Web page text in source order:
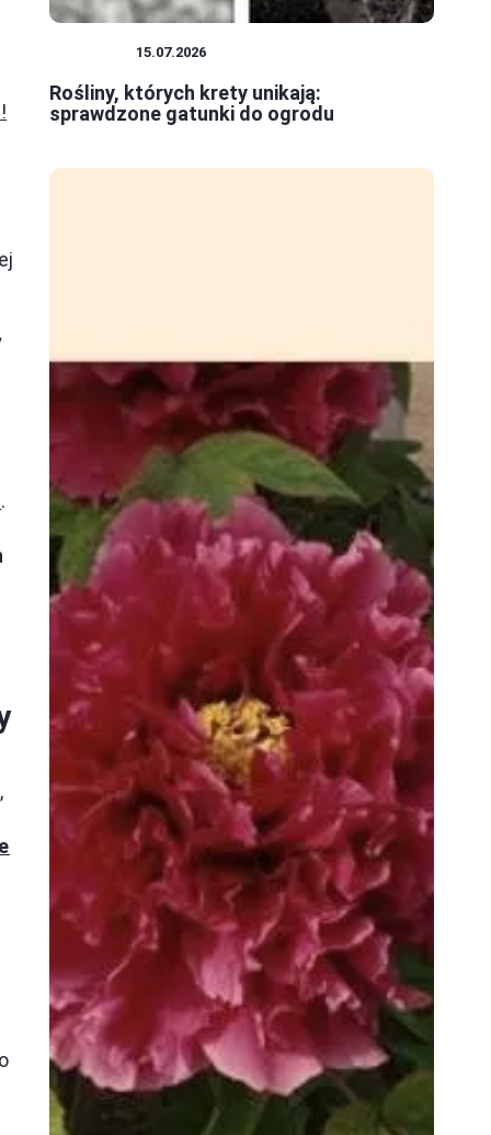
.
15.07.2026
Rośliny, których krety unikają:
sprawdzone gatunki do ogrodu